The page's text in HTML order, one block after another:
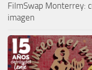
FilmSwap Monterrey:
imagen